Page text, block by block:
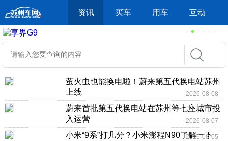
资讯 买车 用车 互动
萤火虫也能换电啦！蔚来第五代换电站苏州
上线
2026-08-08
蔚来首批第五代换电站在苏州等七座城市投
入运营
2026-08-07
小米“9系”打几分？小米澎程N90了解一下
2026-08-05